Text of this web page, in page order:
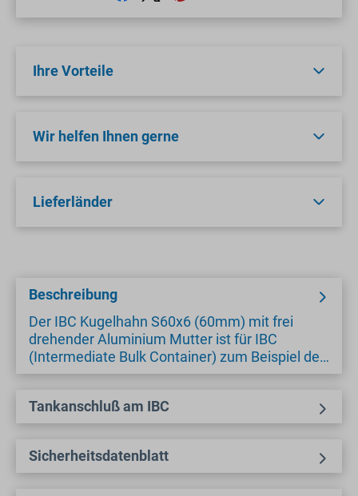
Ihre Vorteile
Wir helfen Ihnen gerne
Lieferländer
Beschreibung
Der IBC Kugelhahn S60x6 (60mm) mit frei
drehender Aluminium Mutter ist für IBC
(Intermediate Bulk Container) zum Beispiel de…
Tankanschluß am IBC
Sicherheitsdatenblatt